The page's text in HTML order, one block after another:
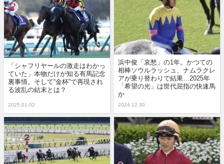
「シャフリヤールの激走はわかっ
ていた」本物だけが知る有馬記念
裏事情。そして“金杯”で再現され
る波乱の結末とは？
2025.01.02
浜中俊「哀愁」の1年。かつての
相棒ソウルラッシュ、ナムラクレ
アが乗り替わりで結果…2025年
「希望の光」は世代屈指の快速馬
か
2024.12.30